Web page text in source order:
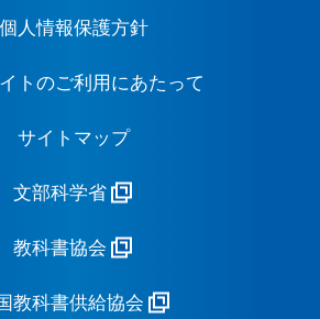
個人情報保護方針
トのご利用にあたって
サイトマップ
文部科学省
教科書協会
教科書供給協会